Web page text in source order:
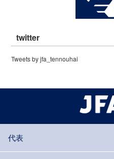
twitter
Tweets by jfa_tennouhai
代表